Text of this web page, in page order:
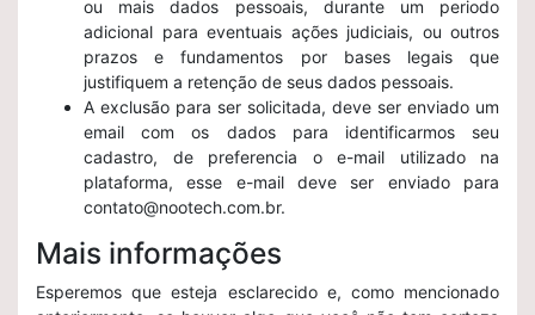
ou mais dados pessoais, durante um periodo
adicional para eventuais ações judiciais, ou outros
prazos e fundamentos por bases legais que
justifiquem a retenção de seus dados pessoais.
A exclusão para ser solicitada, deve ser enviado um
email com os dados para identificarmos seu
cadastro, de preferencia o e-mail utilizado na
plataforma, esse e-mail deve ser enviado para
contato@nootech.com.br.
Mais informações
Esperemos que esteja esclarecido e, como mencionado